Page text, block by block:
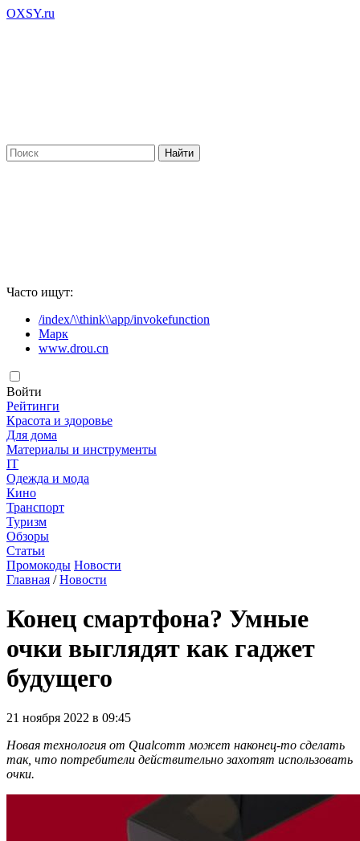
OXSY.ru
Часто ищут:
/index/\\think\\app/invokefunction
Марк
www.drou.cn
Войти
Рейтинги
Красота и здоровье
Для дома
Материалы и инструменты
IT
Одежда и мода
Кино
Транспорт
Туризм
Обзоры
Статьи
Промокоды Новости
Главная /Новости
Конец смартфона? Умные
очки выглядят как гаджет
будущего
21 ноября 2022 в 09:45
Новая технология от Qualcomm может наконец-то сделать
так, что потребители действительно захотят использовать
очки.